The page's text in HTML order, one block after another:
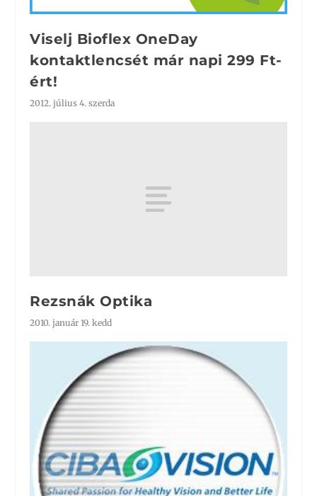
Viselj Bioflex OneDay
kontaktlencsét már napi 299 Ft-
ért!
2012. július 4. szerda
Rezsnák Optika
2010. január 19. kedd